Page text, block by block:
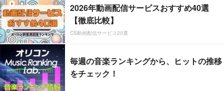
2026年動画配信サービスおすすめ40選
【徹底比較】
CS動画配信サービス20選
毎週の音楽ランキングから、ヒットの推移
をチェック！